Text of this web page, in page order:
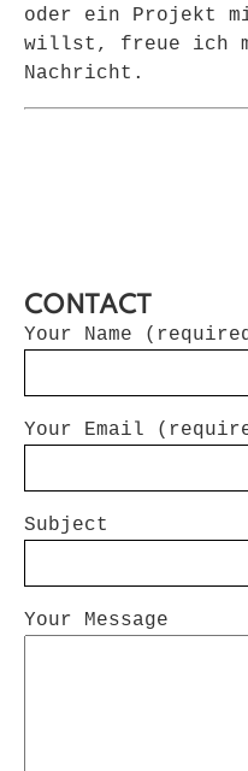
oder ein Projekt
willst, freue ich
Nachricht.
CONTACT
Your Name
Your Email
Subject
Your Message